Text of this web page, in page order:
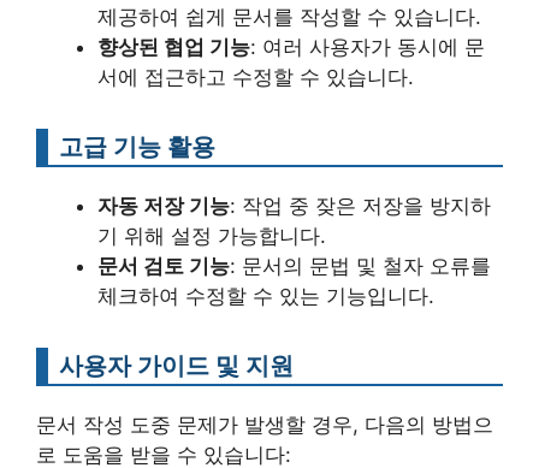
제공하여 쉽게 문서를 작성할 수 있습니다.
향상된 협업 기능: 여러 사용자가 동시에 문
서에 접근하고 수정할 수 있습니다.
고급 기능 활용
자동 저장 기능: 작업 중 잦은 저장을 방지하
기 위해 설정 가능합니다.
문서 검토 기능: 문서의 문법 및 철자 오류를
체크하여 수정할 수 있는 기능입니다.
사용자 가이드 및 지원
문서 작성 도중 문제가 발생할 경우, 다음의 방법으
로 도움을 받을 수 있습니다: